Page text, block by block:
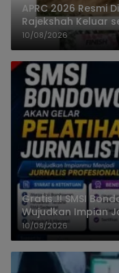
APRC 2026 Resmi
Rajekshah Keluar
10/08/2026
Gratis..!! SMSI
Wujudkan Impian
10/08/2026